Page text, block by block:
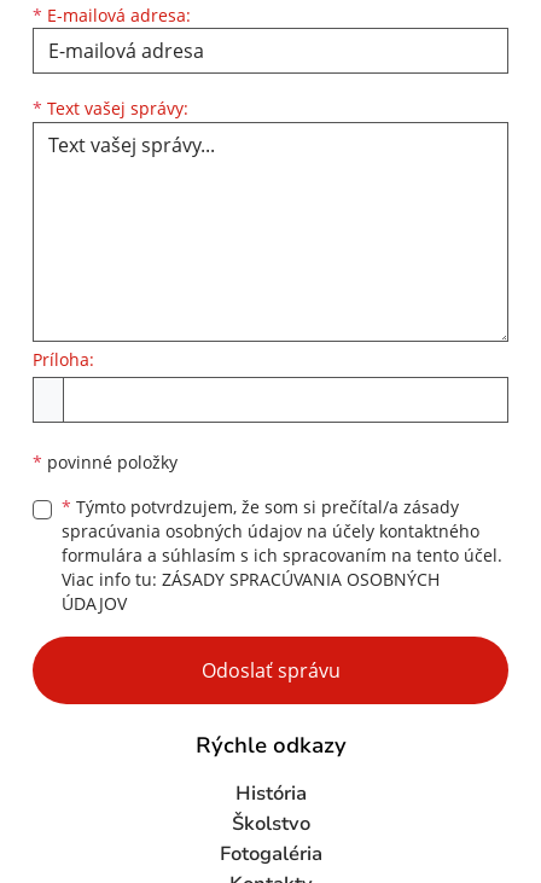
* E-mailová adresa:
* Text vašej správy:
Príloha:
* povinné položky
* Týmto potvrdzujem, že som si prečítal/a zásady
spracúvania osobných údajov na účely kontaktného
formulára a súhlasím s ich spracovaním na tento účel.
Viac info tu: ZÁSADY SPRACÚVANIA OSOBNÝCH
ÚDAJOV
Google reCaptcha Response
Odoslať správu
Rýchle odkazy
História
Školstvo
Fotogaléria